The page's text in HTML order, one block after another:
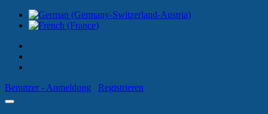
Benutzer - Anmeldung Registrieren